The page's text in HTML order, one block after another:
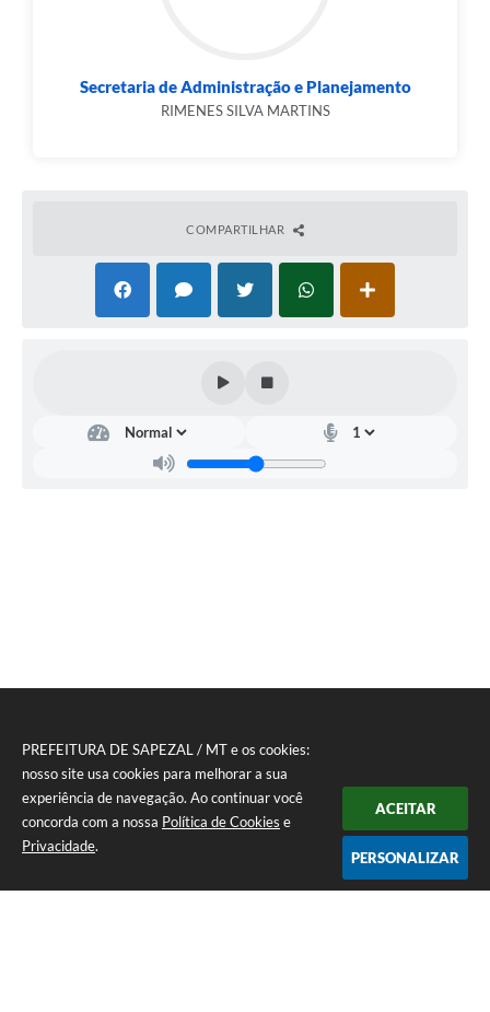
PREFEITURA DE SAPEZAL / MT e os cookies:
nosso site usa cookies para melhorar a sua
experiência de navegação. Ao continuar você
concorda com a nossa Política de Cookies e
Privacidade.
ACEITAR
PERSONALIZAR
Secretaria de Administração e Planejamento
RIMENES SILVA MARTINS
COMPARTILHAR